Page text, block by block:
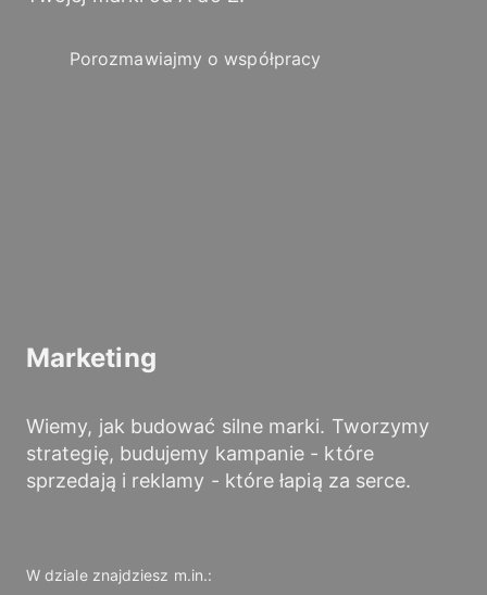
Porozmawiajmy o współpracy
Marketing
Wiemy, jak budować silne marki. Tworzymy
strategię, budujemy kampanie - które
sprzedają i reklamy - które łapią za serce.
W dziale znajdziesz m.in.: